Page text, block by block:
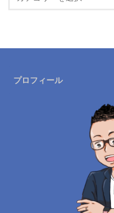
プロフィール